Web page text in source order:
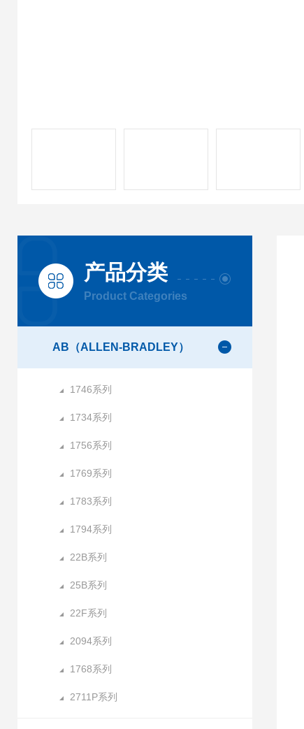
产品分类
Product Categories
AB（ALLEN-BRADLEY）
1746系列
1734系列
1756系列
1769系列
1783系列
1794系列
22B系列
25B系列
22F系列
2094系列
1768系列
2711P系列